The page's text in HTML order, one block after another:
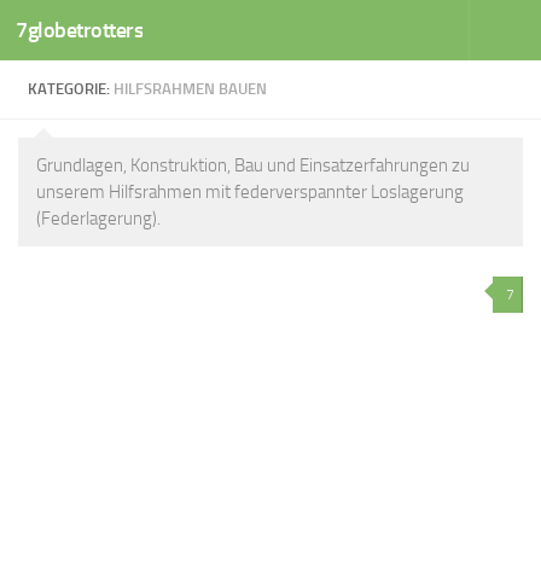
Zum Inhalt springen
7globetrotters
KATEGORIE: HILFSRAHMEN BAUEN
Grundlagen, Konstruktion, Bau und Einsatzerfahrungen zu
unserem Hilfsrahmen mit federverspannter Loslagerung
(Federlagerung).
7